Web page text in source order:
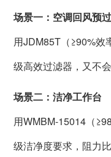
场景一：空调回风预
用JDM85T（≥90%效
级高效过滤器，又不
场景二：洁净工作台
用WMBM-15014（
级洁净度要求，阻力